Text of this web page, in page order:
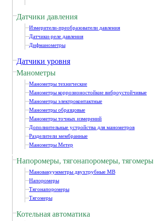
Датчики давления
Измерители-преобразователи давления
Датчики-реле давления
Дифманометры
Датчики уровня
Манометры
Манометры технические
Манометры коррозионостойкие виброустойчивые
Манометры электроконтактные
Манометры образцовые
Манометры точных измерений
Дополнительные устройства для манометров
Разделители мембранные
Манометры Метер
Напоромеры, тягонапоромеры, тягомеры
Мановакуумметры двухтрубные МВ
Напоромеры
Тягонапоромеры
Тягомеры
Котельная автоматика